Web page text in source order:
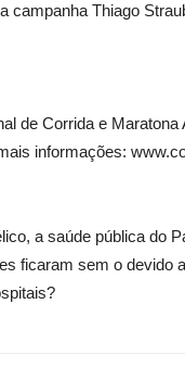
Thiago
de Corrida e
informações:
a saúde pública do
ficaram sem o devido